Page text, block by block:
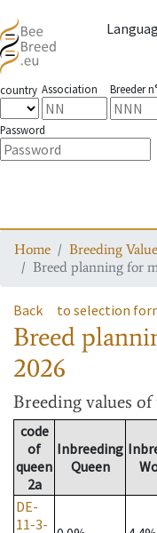
country Association Breeder n°
Password
Home
Breeding
Breed planning for
Back to selection
Breed
2026
Breeding values of
code
of
queen
2a
Inbreeding
Queen
DE-
11-3-